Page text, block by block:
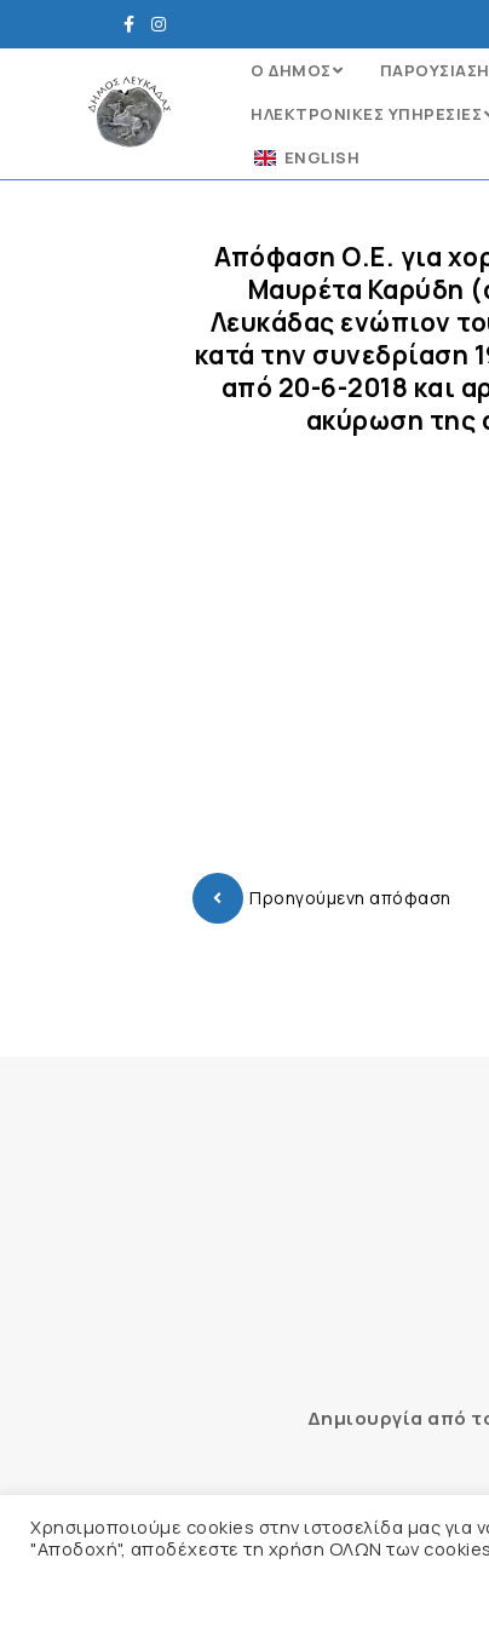
Ο ΔΗΜΟΣ
ΗΛΕΚΤΡΟΝΙΚΈΣ ΥΠΗΡΕΣΊΕΣ
ENGLISH
Απόφαση Ο.Ε. για
Μαυρέτα Καρύδη
Λευκάδας ενώπιον
κατά την συνεδρίαση
από 20-6-2018 και
ακύρωση της
Προηγούμενη απόφαση
Δημιουργία από
Αυτόματος έλεγχος
Χρησιμοποιούμε cookies στην ιστοσελίδα μας για
"Αποδοχή", αποδέχεστε τη χρήση ΟΛΩΝ των cookies.